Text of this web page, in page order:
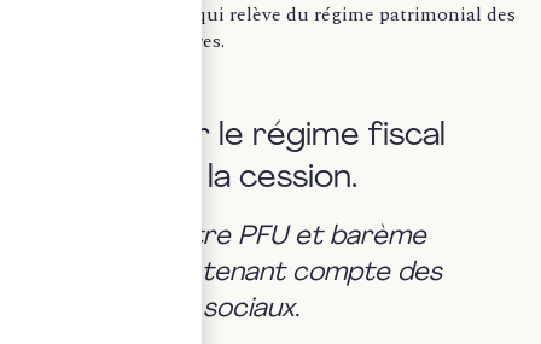
du gain de cession, qui relève du régime patrimonial des
plus-values mobilières.
II- Apprécier le régime fiscal
applicable à la cession.
a. Arbitrer entre PFU et barème
progressif, en tenant compte des
prélèvements sociaux.